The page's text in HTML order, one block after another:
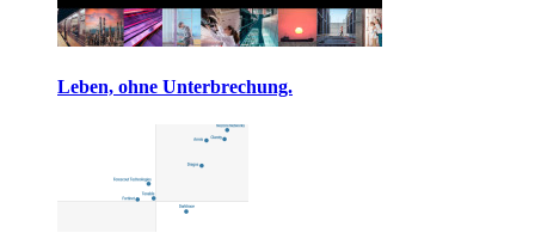
Leben, ohne Unterbrechung.